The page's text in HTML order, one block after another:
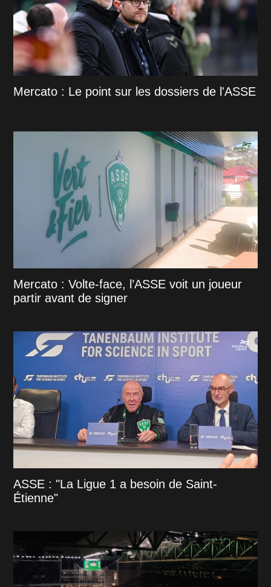
Mercato : Le point sur les dossiers de l'ASSE
Mercato : Volte-face, l’ASSE voit un joueur
partir avant de signer
ASSE : "La Ligue 1 a besoin de Saint-
Étienne"